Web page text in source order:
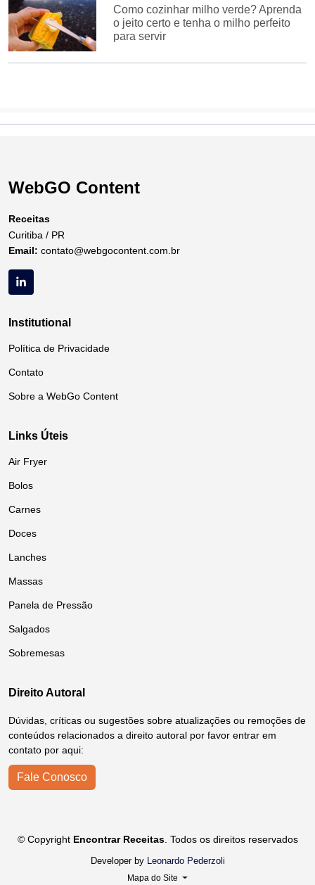
Como cozinhar milho verde? Aprenda
o jeito certo e tenha o milho perfeito
para servir
WebGO Content
Receitas
Curitiba / PR
Email: contato@webgocontent.com.br
Institutional
Política de Privacidade
Contato
Sobre a WebGo Content
Links Úteis
Air Fryer
Bolos
Carnes
Doces
Lanches
Massas
Panela de Pressão
Salgados
Sobremesas
Direito Autoral
Dúvidas, críticas ou sugestões sobre atualizações ou remoções de
conteúdos relacionados a direito autoral por favor entrar em
contato por aqui:
Fale Conosco
© Copyright Encontrar Receitas. Todos os direitos reservados
Developer by Leonardo Pederzoli
Mapa do Site